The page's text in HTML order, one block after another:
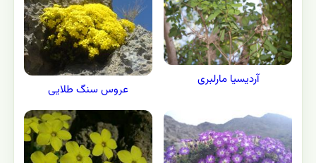
آردیسیا مارلبری
عروس سنگ طلایی